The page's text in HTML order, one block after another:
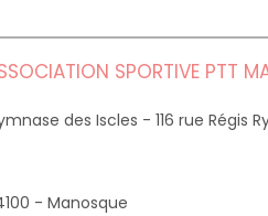
SPORTIVE PTT
des Iscles - 116 rue Régis
- Manosque